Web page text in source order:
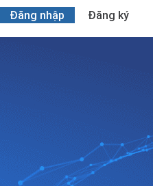
Đăng nhập Đăng ký